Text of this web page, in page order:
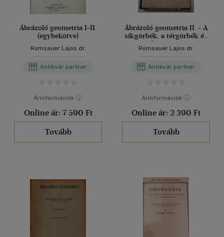
Ábrázoló geometria I-II.
(egybekötve)
Romsauer Lajos dr.
Antikvár partner
Árinformációk
Online ár: 7 590 Ft
Tovább
Ábrázoló geometria II. - A
síkgörbék, a térgörbék és
a görbe felületek ábrázoló
geometriája, a kótás
projekció
Romsauer Lajos dr.
Antikvár partner
Árinformációk
Online ár: 2 390 Ft
Tovább